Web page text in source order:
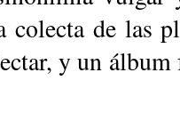
colecta de las
y un